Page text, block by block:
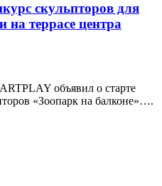
скульпторов для
на террасе центра
объявил о старте
«Зоопарк на балконе»….